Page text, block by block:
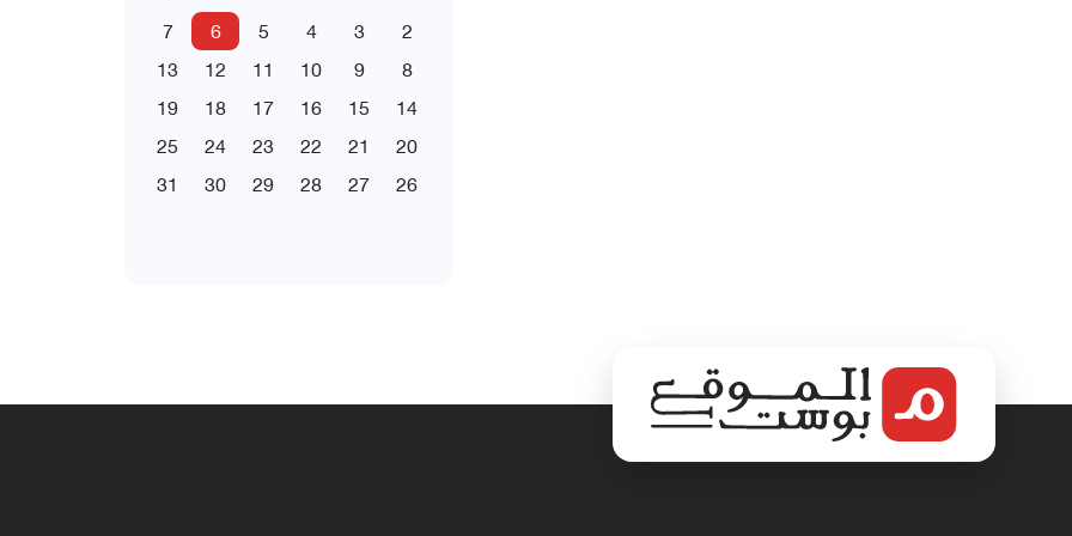
2
3
4
5
6
7
8
9
10
11
12
13
14
15
16
17
18
19
20
21
22
23
24
25
26
27
28
29
30
31